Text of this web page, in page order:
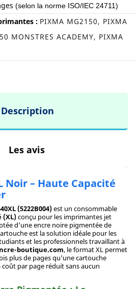
(selon la norme ISO/IEC 24711)
: PIXMA MG2150, PIXMA
MONSTRES ACADEMY, PIXMA
Description
Les avis
Noir – Haute Capacité
(5222B004)est un consommable
(XL)conçu pour les imprimantes jet
d'une encre noire pigmentée de
est la solution idéale pour les
et les professionnels travaillant à
boutique.com, le format XL permet
plus de pages qu'une cartouche
par page réduit sans aucun